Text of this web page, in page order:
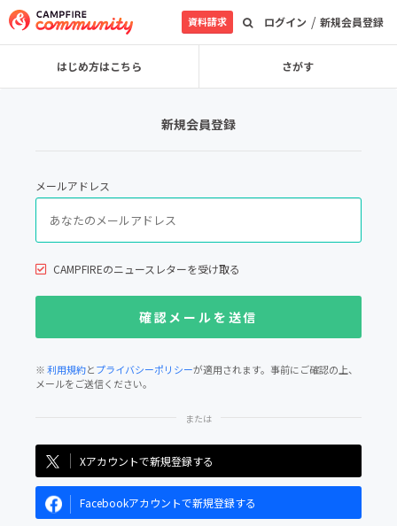
ログイン / 新規会員登録
資料請求
はじめ方はこちら さがす
新規会員登録
メールアドレス
CAMPFIREのニュースレターを受け取る
※利用規約とプライバシーポリシーが適用されます。事前にご確認の上、
メールをご送信ください。
Xアカウントで新規登録する
Facebookアカウントで新規登録する